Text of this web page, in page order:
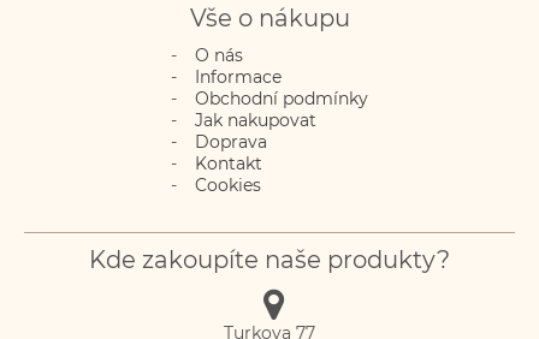
Vše o nákupu
O nás
Informace
Obchodní podmínky
Jak nakupovat
Doprava
Kontakt
Cookies
Kde zakoupíte naše produkty?
Turkova 77